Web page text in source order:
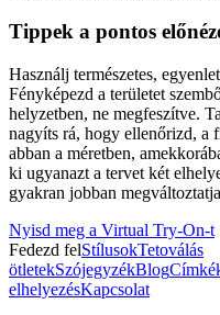
Tippek a pontos
Használj természetes,
Fényképezd a területet
helyzetben, ne megfeszítve.
nagyíts rá, hogy ellenőrizd, a
abban a méretben,
ki ugyanazt a tervet két
gyakran jobban
Nyisd meg a Virtual Try-On-t
Fedezd felStílusokTetoválás
ötletekSzójegyzékBlog
elhelyezésKapcsolat